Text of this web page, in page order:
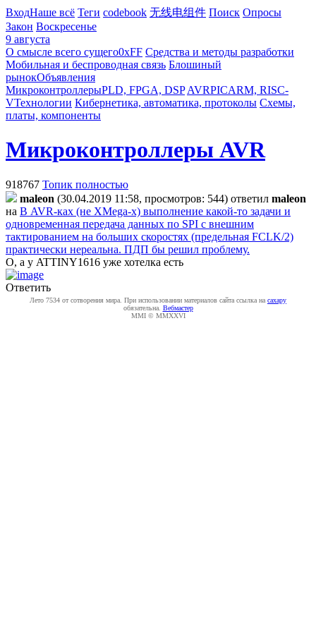
ВходНаше всё Теги codebook 无线电组件 Поиск Опросы
Закон Воскресенье
9 августа
О смысле всего сущего0xFF Средства и методы разработки
Мобильная и беспроводная связь Блошиный
рынокОбъявления
МикроконтроллерыPLD, FPGA, DSP AVRPICARM, RISC-
VТехнологии Кибернетика, автоматика, протоколы Схемы,
платы, компоненты
Микроконтроллеры AVR
918767 Топик полностью
maleon (30.04.2019 11:58, просмотров: 544) ответил maleon
на В AVR-ках (не XMega-x) выполнение какой-то задачи и
одновременная передача данных по SPI с внешним
тактированием на больших скоростях (предельная FCLK/2)
практически нереальна. ПДП бы решил проблему.
О, а у ATTINY1616 уже хотелка есть
Ответить
Лето 7534 от сотворения мира. При использовании материалов сайта ссылка на caxapу
обязательна. Вебмастер
MMI © MMXXVI